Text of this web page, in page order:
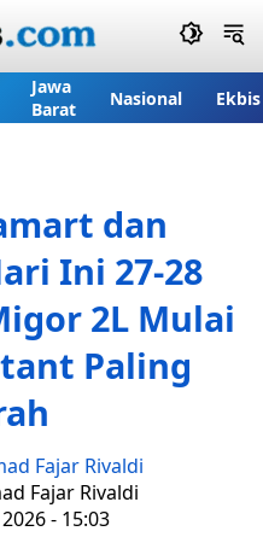
Jawa
Barat
Nasional Ekbis
dan
Ini 27-28
2L Mulai
Paling
Fajar Rivaldi
Fajar Rivaldi
- 15:03